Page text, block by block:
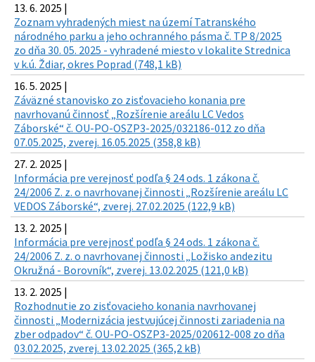
13. 6. 2025 |
Zoznam vyhradených miest na území Tatranského
národného parku a jeho ochranného pásma č. TP 8/2025
zo dňa 30. 05. 2025 - vyhradené miesto v lokalite Strednica
v k.ú. Ždiar, okres Poprad (748,1 kB)
16. 5. 2025 |
Záväzné stanovisko zo zisťovacieho konania pre
navrhovanú činnosť „Rozšírenie areálu LC Vedos
Záborské“ č. OU-PO-OSZP3-2025/032186-012 zo dňa
07.05.2025, zverej. 16.05.2025 (358,8 kB)
27. 2. 2025 |
Informácia pre verejnosť podľa § 24 ods. 1 zákona č.
24/2006 Z. z. o navrhovanej činnosti „Rozšírenie areálu LC
VEDOS Záborské“, zverej. 27.02.2025 (122,9 kB)
13. 2. 2025 |
Informácia pre verejnosť podľa § 24 ods. 1 zákona č.
24/2006 Z. z. o navrhovanej činnosti „Ložisko andezitu
Okružná - Borovník“, zverej. 13.02.2025 (121,0 kB)
13. 2. 2025 |
Rozhodnutie zo zisťovacieho konania navrhovanej
činnosti „Modernizácia jestvujúcej činnosti zariadenia na
zber odpadov“ č. OU-PO-OSZP3-2025/020612-008 zo dňa
03.02.2025, zverej. 13.02.2025 (365,2 kB)